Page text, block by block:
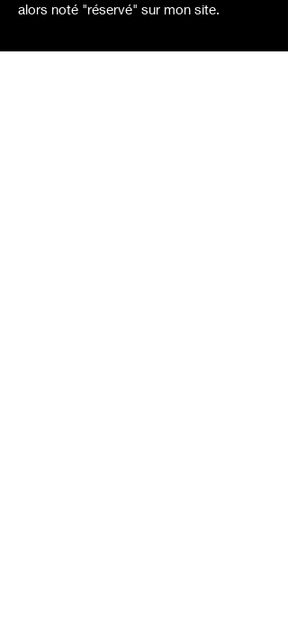
alors noté "réservé" sur mon site.
Etape 3: A réception de votre paiement,